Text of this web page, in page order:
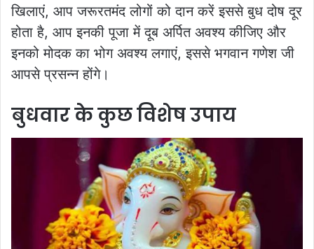
खिलाएं, आप जरूरतमंद लोगों को दान करें इससे बुध दोष दूर
होता है, आप इनकी पूजा में दूब अर्पित अवश्य कीजिए और
इनको मोदक का भोग अवश्य लगाएं, इससे भगवान गणेश जी
आपसे प्रसन्न होंगे।
बुधवार के कुछ विशेष उपाय